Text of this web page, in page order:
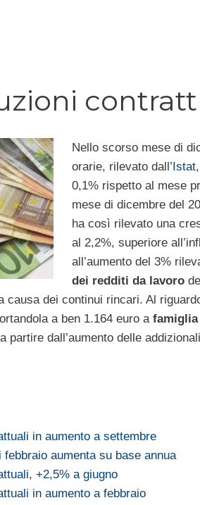
Nello scorso mese di
orarie, rilevato dall’Istat,
0,1% rispetto al mese
mese di dicembre del
ha così rilevato una
al 2,2%, superiore
all’aumento del 3%
dei redditi da lavoro
causa dei continui rincari. Al
a ben 1.164 euro a famiglia
partire dall’aumento delle addizionali
in aumento a settembre
aumenta su base annua
+2,5% a giugno
in aumento a febbraio